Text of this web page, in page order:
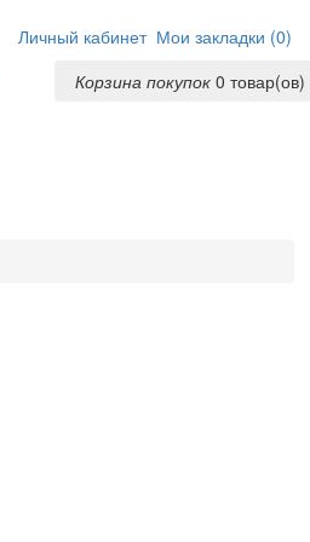
Личный кабинет Мои закладки (0)
Корзина покупок 0